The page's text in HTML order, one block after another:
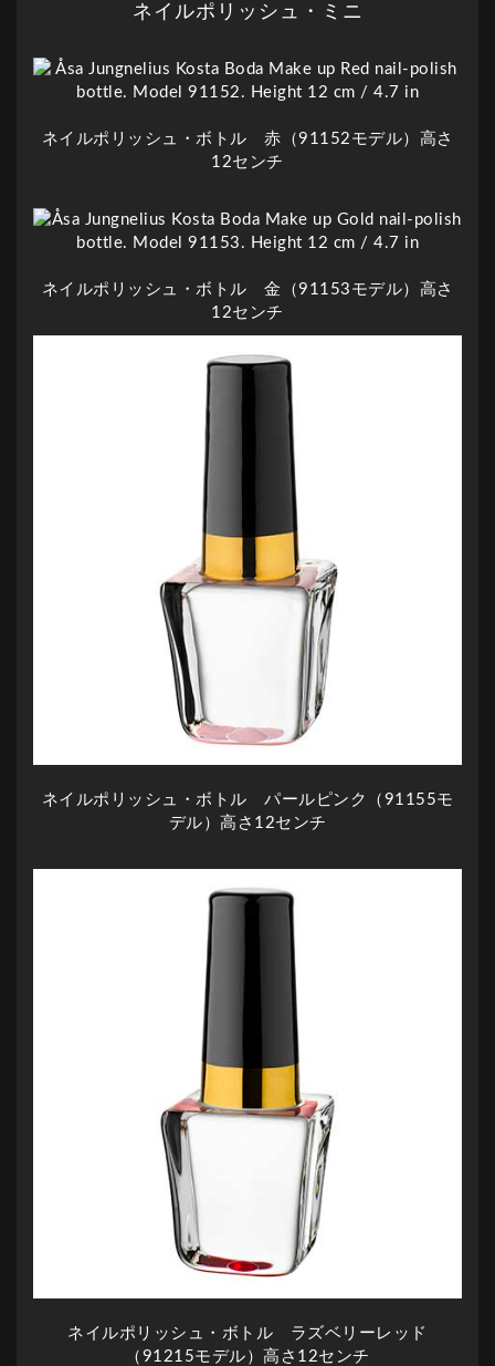
ネイルポリッシュ・ミニ
ネイルポリッシュ・ボトル 赤（91152モデル）高さ
12センチ
ネイルポリッシュ・ボトル 金（91153モデル）高さ
12センチ
ネイルポリッシュ・ボトル パールピンク（91155モ
デル）高さ12センチ
ネイルポリッシュ・ボトル ラズベリーレッド
（91215モデル）高さ12センチ